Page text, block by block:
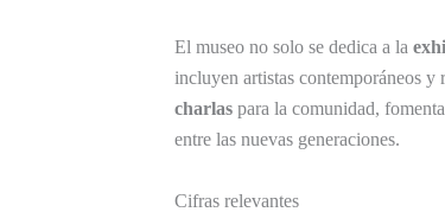
El museo no solo se dedica a la
incluyen artistas contemporáneos y
charlas para la comunidad,
entre las nuevas generaciones.
Cifras relevantes